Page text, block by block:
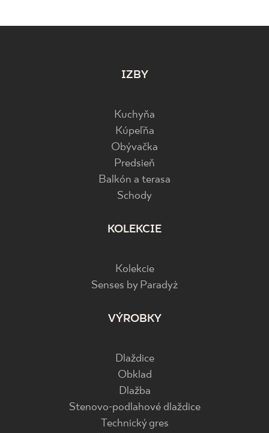
IZBY
Kuchyňa
Kúpeľňa
Obývačka
Predsieň
Balkón a terasa
Schody
KOLEKCIE
Kolekcie
Senses by Paradyż
VÝROBKY
Dlaždice
Obklad
Dlažba
Stenovo-podlahové dlaždice
Technický gres